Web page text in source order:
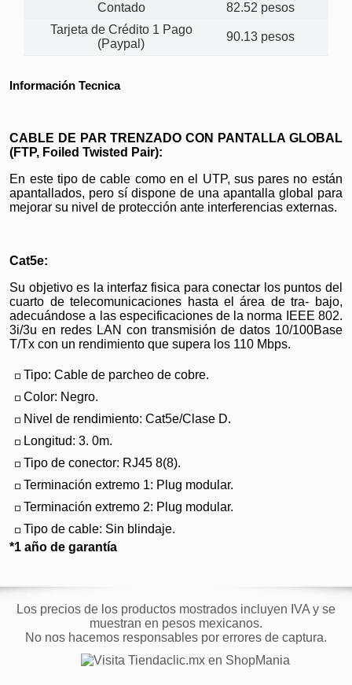
Contado
82.52 pesos
Tarjeta de Crédito 1 Pago
(Paypal)
90.13 pesos
Información Tecnica
CABLE DE PAR TRENZADO CON PANTALLA GLOBAL
(FTP, Foiled Twisted Pair):
En este tipo de cable como en el UTP, sus pares no están
apantallados, pero sí dispone de una apantalla global para
mejorar su nivel de protección ante interferencias externas.
Cat5e:
Su objetivo es la interfaz fisica para conectar los puntos del
cuarto de telecomunicaciones hasta el área de tra- bajo,
adecuándose a las especificaciones de la norma IEEE 802.
3i/3u en redes LAN con transmisión de datos 10/100Base
T/Tx con un rendimiento que supera los 110 Mbps.
Tipo: Cable de parcheo de cobre.
Color: Negro.
Nivel de rendimiento: Cat5e/Clase D.
Longitud: 3. 0m.
Tipo de conector: RJ45 8(8).
Terminación extremo 1: Plug modular.
Terminación extremo 2: Plug modular.
Tipo de cable: Sin blindaje.
*1 año de garantía
Los precios de los productos mostrados incluyen IVA y se
muestran en pesos mexicanos.
No nos hacemos responsables por errores de captura.